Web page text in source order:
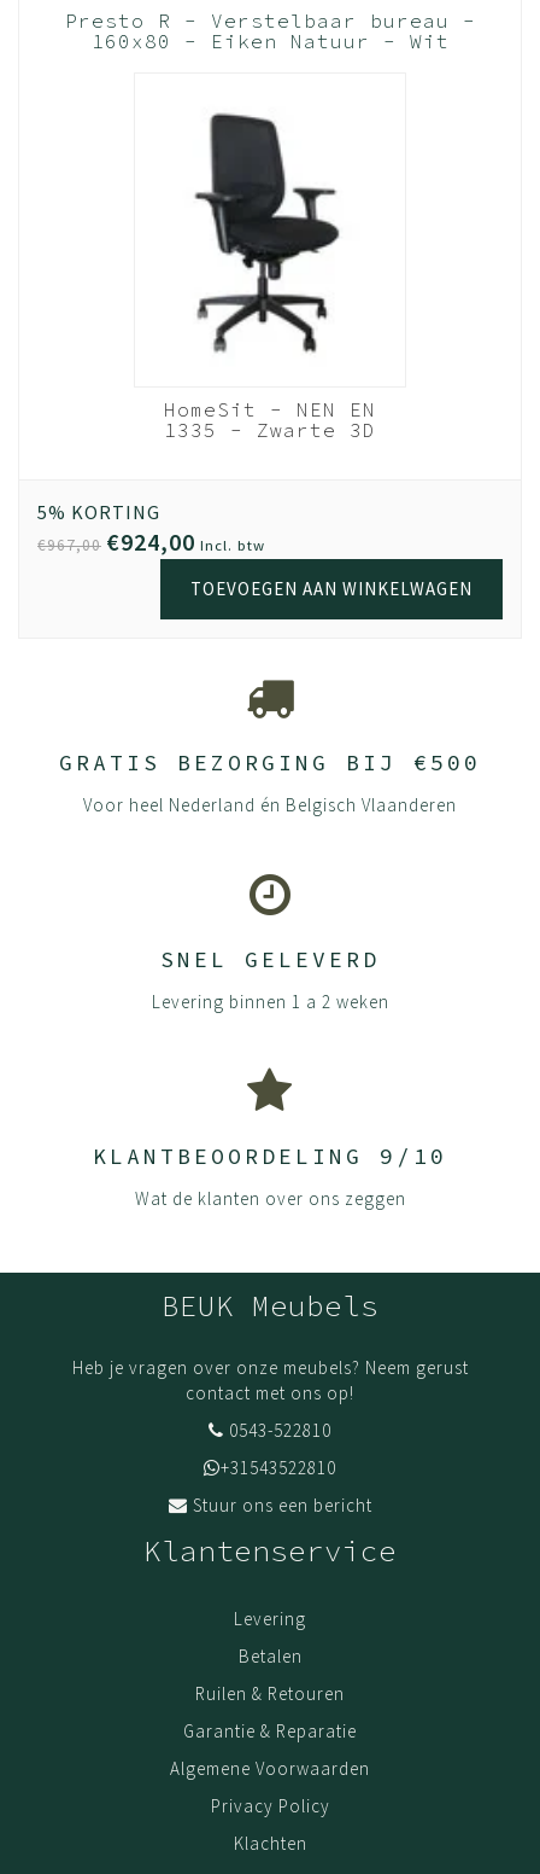
Presto R - Verstelbaar bureau -
160x80 - Eiken Natuur - Wit
HomeSit - NEN EN
1335 - Zwarte 3D
5% KORTING
€967,00 €924,00 Incl. btw
TOEVOEGEN AAN WINKELWAGEN
GRATIS BEZORGING BIJ €500
Voor heel Nederland én Belgisch Vlaanderen
SNEL GELEVERD
Levering binnen 1 a 2 weken
KLANTBEOORDELING 9/10
Wat de klanten over ons zeggen
BEUK Meubels
Heb je vragen over onze meubels? Neem gerust
contact met ons op!
0543-522810
+31543522810
Stuur ons een bericht
Klantenservice
Levering
Betalen
Ruilen & Retouren
Garantie & Reparatie
Algemene Voorwaarden
Privacy Policy
Klachten